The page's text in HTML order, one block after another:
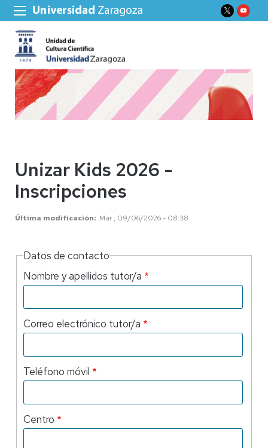
Unizar Kids 2026 -
Inscripciones
Última modificación Mar , 09/06/2026 - 08:38
Datos de contacto
Nombre y apellidos tutor/a
Correo electrónico tutor/a
Teléfono móvil
Centro